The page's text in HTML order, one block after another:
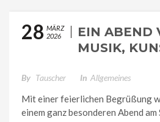
28 MÄRZ
2026
EIN ABEND
MUSIK,
GYMNASIUM
By Tauscher In Allgemeines
Mit einer feierlichen Begrüßung
einem ganz besonderen Abend